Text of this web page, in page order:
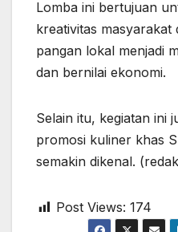
Lomba ini bertujuan
kreativitas
pangan lokal menjadi
dan bernilai ekonomi.
Selain itu, kegiatan ini
promosi kuliner khas
semakin dikenal.
Post Views: 174